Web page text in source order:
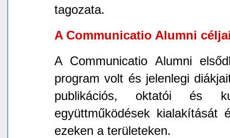
tagozata.
A Communicatio Alumni
A Communicatio Alumni
program volt és jelenlegi
publikációs, oktatói és
együttműködések kialakítását
ezeken a területeken.